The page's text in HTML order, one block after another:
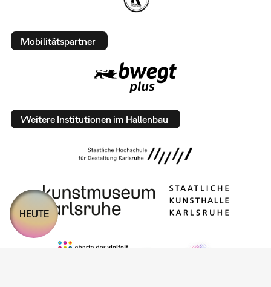
Mobilitätspartner
Weitere Institutionen im Hallenbau
HEUTE